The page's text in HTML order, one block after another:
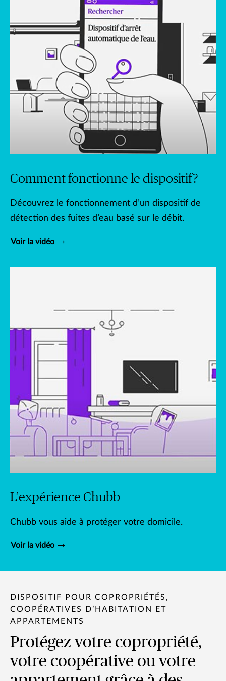
Comment fonctionne le dispositif?
Découvrez le fonctionnement d’un dispositif de
détection des fuites d’eau basé sur le débit.
Voir la vidéo
L’expérience Chubb
Chubb vous aide à protéger votre domicile.
Voir la vidéo
DISPOSITIF POUR COPROPRIÉTÉS,
COOPÉRATIVES D’HABITATION ET
APPARTEMENTS
Protégez votre copropriété,
votre coopérative ou votre